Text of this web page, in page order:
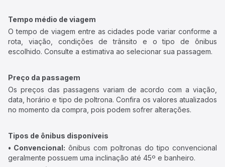
Tempo médio de viagem
O tempo de viagem entre as cidades pode variar conforme a
rota, viação, condições de trânsito e o tipo de ônibus
escolhido. Consulte a estimativa ao selecionar sua passagem.
Preço da passagem
Os preços das passagens variam de acordo com a viação,
data, horário e tipo de poltrona. Confira os valores atualizados
no momento da compra, pois podem sofrer alterações.
Tipos de ônibus disponíveis
• Convencional: ônibus com poltronas do tipo convencional
geralmente possuem uma inclinação até 45º e banheiro.